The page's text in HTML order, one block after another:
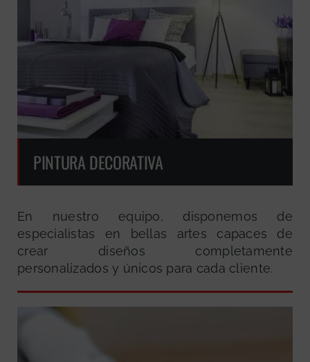
PINTURA DECORATIVA
En nuestro equipo, disponemos de
especialistas en bellas artes capaces de
crear diseños completamente
personalizados y únicos para cada cliente.